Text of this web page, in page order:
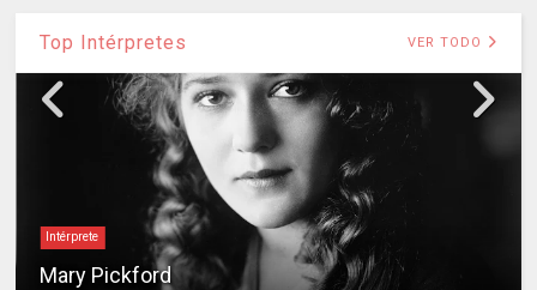
Top Intérpretes VER TODO
Intérprete
Mary Pickford